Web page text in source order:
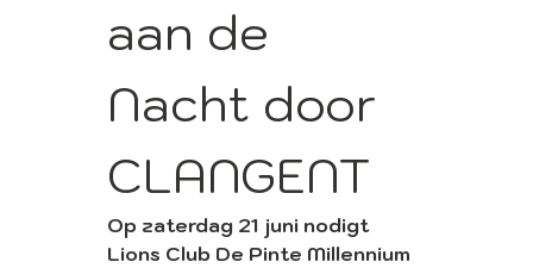
aan de
Nacht door
CLANGENT
Op zaterdag 21 juni nodigt
Lions Club De Pinte Millennium